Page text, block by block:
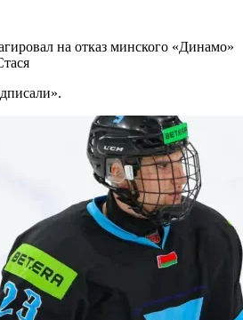
на отказ минского «Динамо»